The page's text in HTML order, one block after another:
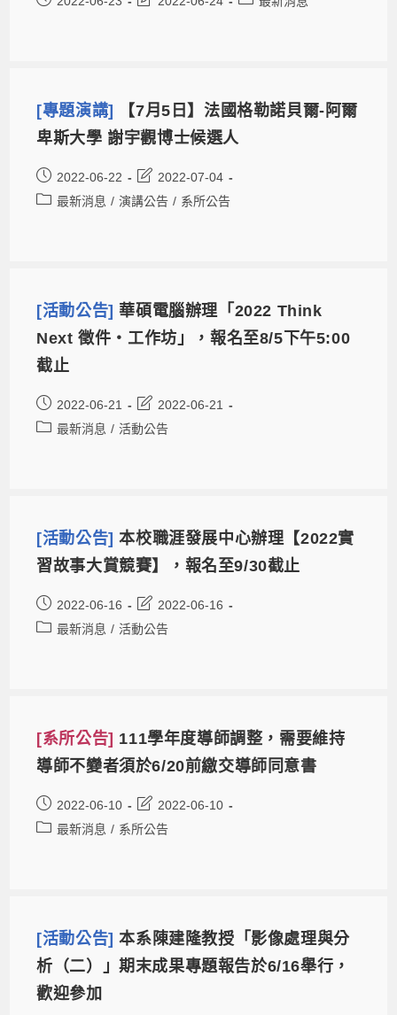
[專題演講]
【7月5日】法國格勒諾貝爾-阿爾
卑斯大學 謝宇觀博士候選人
2022-06-22
2022-07-04
最新消息 / 演講公告 / 系所公告
[活動公告] 華碩電腦辦理「2022 Think
Next 徵件‧工作坊」，報名至8/5下午5:00
截止
2022-06-21
2022-06-21
最新消息 / 活動公告
[活動公告]本校職涯發展中心辦理【2022實
習故事大賞競賽】，報名至9/30截止
2022-06-16
2022-06-16
最新消息 / 活動公告
[系所公告] 111學年度導師調整，需要維持
導師不變者須於6/20前繳交導師同意書
2022-06-10
2022-06-10
最新消息 / 系所公告
[活動公告]本系陳建隆教授「影像處理與分
析（二）」期末成果專題報告於6/16舉行，
歡迎參加